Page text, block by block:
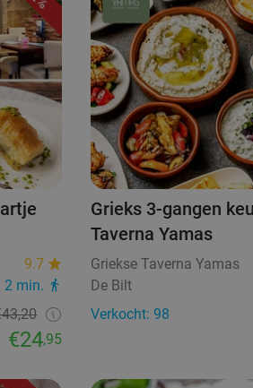
9.7
2 min.
€24,95
Grieks 3-gangen
Taverna Yamas
Griekse Taverna Yamas
De Bilt
Verkocht: 98